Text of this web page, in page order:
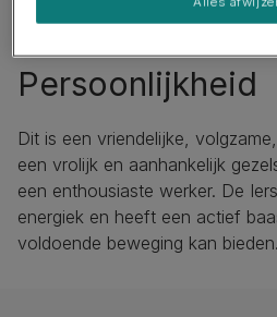
Persoonlijkheid
Dit is een vriendelijke,
een vrolijk en aanhankelijk
een enthousiaste werker. De
energiek en heeft een actief
voldoende beweging kan bieden.